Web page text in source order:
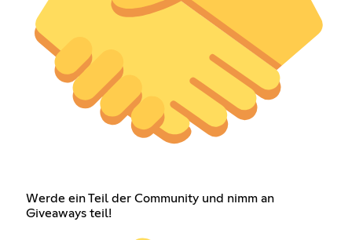
Werde ein Teil der Community und nimm an
Giveaways teil!